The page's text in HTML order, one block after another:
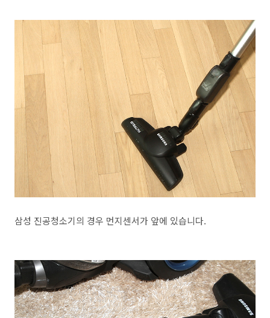
삼성 진공청소기의 경우 먼지센서가 앞에 있습니다.